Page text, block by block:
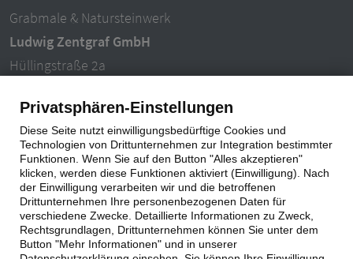
Grabmale & Natursteinwerk
Ludwig Zentgraf GmbH
Hüllingstraße 2a
Tel.: 06093 – 996940
E-Mail: info@ludwigzentgraf.de
Impressum|Datenschutz
Privatsphären-Einstellungen
Diese Seite nutzt einwilligungsbedürftige Cookies und
Technologien von Drittunternehmen zur Integration bestimmter
Funktionen. Wenn Sie auf den Button "Alles akzeptieren"
klicken, werden diese Funktionen aktiviert (Einwilligung). Nach
der Einwilligung verarbeiten wir und die betroffenen
Drittunternehmen Ihre personenbezogenen Daten für
verschiedene Zwecke. Detaillierte Informationen zu Zweck,
Rechtsgrundlagen, Drittunternehmen können Sie unter dem
Button "Mehr Informationen" und in unserer